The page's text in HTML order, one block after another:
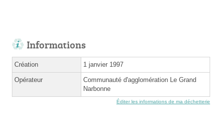
Informations
Création 1 janvier 1997
Opérateur
Communauté d'agglomération Le Grand
Narbonne
Éditer les informations de ma déchetterie